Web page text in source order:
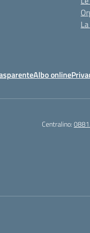
Albo online
Centralino: